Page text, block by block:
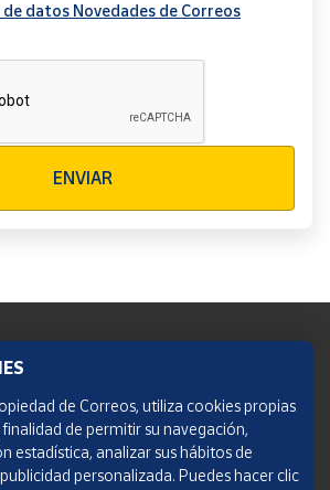
datos Novedades de Correos
ENVIAR
de Correos, utiliza cookies propias
de permitir su navegación,
estadística, analizar sus hábitos de
personalizada. Puedes hacer clic